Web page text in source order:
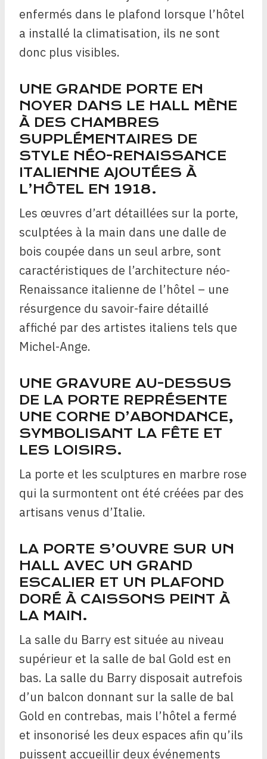
enfermés dans le plafond lorsque l’hôtel
a installé la climatisation, ils ne sont
donc plus visibles.
UNE GRANDE PORTE EN
NOYER DANS LE HALL MÈNE
À DES CHAMBRES
SUPPLÉMENTAIRES DE
STYLE NÉO-RENAISSANCE
ITALIENNE AJOUTÉES À
L’HÔTEL EN 1918.
Les œuvres d’art détaillées sur la porte,
sculptées à la main dans une dalle de
bois coupée dans un seul arbre, sont
caractéristiques de l’architecture néo-
Renaissance italienne de l’hôtel – une
résurgence du savoir-faire détaillé
affiché par des artistes italiens tels que
Michel-Ange.
UNE GRAVURE AU-DESSUS
DE LA PORTE REPRÉSENTE
UNE CORNE D’ABONDANCE,
SYMBOLISANT LA FÊTE ET
LES LOISIRS.
La porte et les sculptures en marbre rose
qui la surmontent ont été créées par des
artisans venus d’Italie.
LA PORTE S’OUVRE SUR UN
HALL AVEC UN GRAND
ESCALIER ET UN PLAFOND
DORÉ À CAISSONS PEINT À
LA MAIN.
La salle du Barry est située au niveau
supérieur et la salle de bal Gold est en
bas. La salle du Barry disposait autrefois
d’un balcon donnant sur la salle de bal
Gold en contrebas, mais l’hôtel a fermé
et insonorisé les deux espaces afin qu’ils
puissent accueillir deux événements